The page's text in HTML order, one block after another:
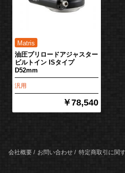
油圧プリロードアジャスター
ビルトイン ISタイプ
D52mm
汎用
￥78,540
会社概要 お問い合わせ 特定商取引に関